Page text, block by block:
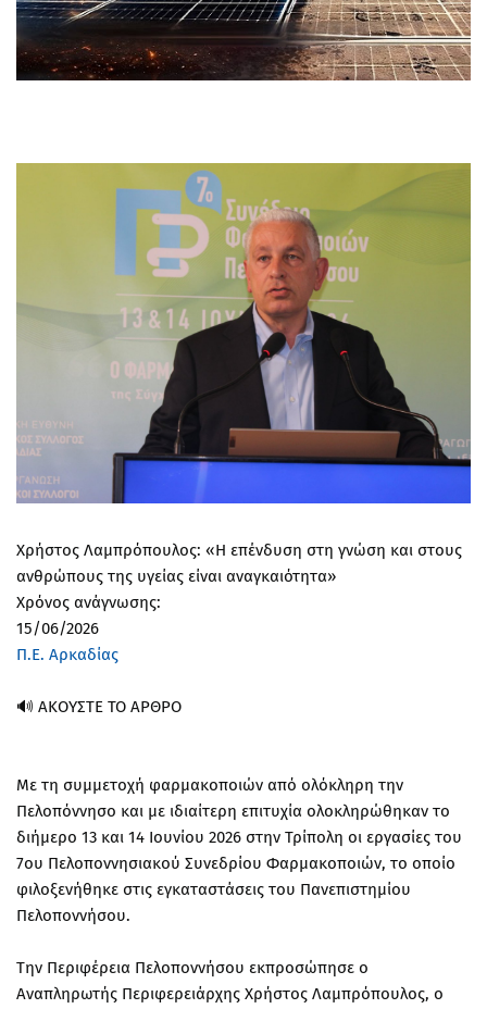
Χρήστος Λαμπρόπουλος: «Η επένδυση στη γνώση και στους
ανθρώπους της υγείας είναι αναγκαιότητα»
Χρόνος ανάγνωσης:
15/06/2026
Π.Ε. Αρκαδίας
🔊 ΑΚΟΥΣΤΕ ΤΟ ΑΡΘΡΟ
Με τη συμμετοχή φαρμακοποιών από ολόκληρη την
Πελοπόννησο και με ιδιαίτερη επιτυχία ολοκληρώθηκαν το
διήμερο 13 και 14 Ιουνίου 2026 στην Τρίπολη οι εργασίες του
7ου Πελοποννησιακού Συνεδρίου Φαρμακοποιών, το οποίο
φιλοξενήθηκε στις εγκαταστάσεις του Πανεπιστημίου
Πελοποννήσου.
Την Περιφέρεια Πελοποννήσου εκπροσώπησε ο
Αναπληρωτής Περιφερειάρχης Χρήστος Λαμπρόπουλος, ο